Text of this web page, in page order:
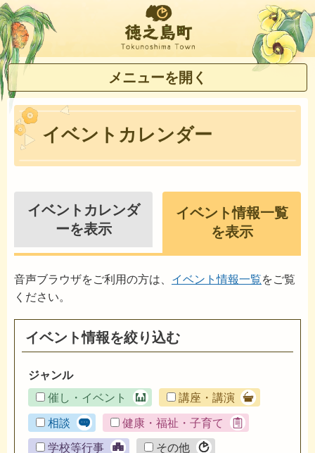
徳之島町
メニューを開く
イベントカレンダー
イベントカレンダ
ーを表示
イベント情報一覧
を表示
音声ブラウザをご利用の方は、 イベント情報一覧をご覧
ください。
イベント情報を絞り込む
ジャンル
催し・イベント
講座・講演
相談 健康・福祉・子育て
学校等行事 その他